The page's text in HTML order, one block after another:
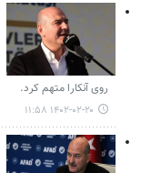
روی آنکارا متهم کرد.
۱۴۰۲-۰۲-۲۰ ۱۱:۵۸